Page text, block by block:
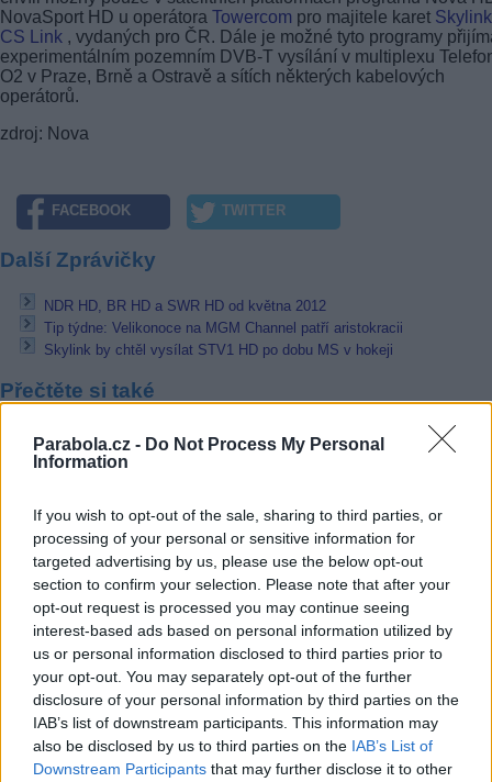
Parabola.cz - Do Not Process My Personal
Information
If you wish to opt-out of the sale, sharing to third parties, or
processing of your personal or sensitive information for
targeted advertising by us, please use the below opt-out
section to confirm your selection. Please note that after your
opt-out request is processed you may continue seeing
interest-based ads based on personal information utilized by
us or personal information disclosed to third parties prior to
your opt-out. You may separately opt-out of the further
disclosure of your personal information by third parties on the
IAB’s list of downstream participants. This information may
also be disclosed by us to third parties on the IAB’s List of
Downstream Participants that may further disclose it to other
NovaSport HD u operátora Towercom pro majitele karet Skylink
CS Link , vydaných pro ČR. Dále je možné tyto programy
experimentálním pozemním DVB-T vysílání v multiplexu
O2 v Praze, Brně a Ostravě a sítích některých kabelových
operátorů.
zdroj: Nova
FACEBOOK TWITTER
Další Zprávičky
NDR HD, BR HD a SWR HD od května 2012
Tip týdne: Velikonoce na MGM Channel patří aristokracii
Skylink by chtěl vysílat STV1 HD po dobu MS v hokeji
Přečtěte si také
Promo Canal+ 3D FTA na satelitu Astra 3B
Fashion TV plánuje 3D kanál
Reklama
Pracovní nabídky
10.08.2026 -Specialista/Inženýr TZB (Nové Město, Praha)
10.08.2026 -Servisní mechanik - polygrafie (Brno - město)
10.08.2026 -Montážní/stavební technik – telekomunikace (Praha)
10.08.2026 - Dokumentarista optických sítí (Horní Počernice, Praha)
10.08.2026 -Specialista optických sítí (Praha)
... další nabídky zaměstnání